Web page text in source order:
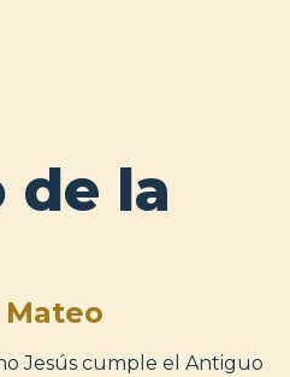
de la
Mateo
Jesús cumple el Antiguo